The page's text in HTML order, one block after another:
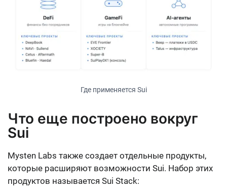
Где применяется Sui
Что еще построено вокруг
Sui
Mysten Labs также создает отдельные продукты,
которые расширяют возможности Sui. Набор этих
продуктов называется Sui Stack: